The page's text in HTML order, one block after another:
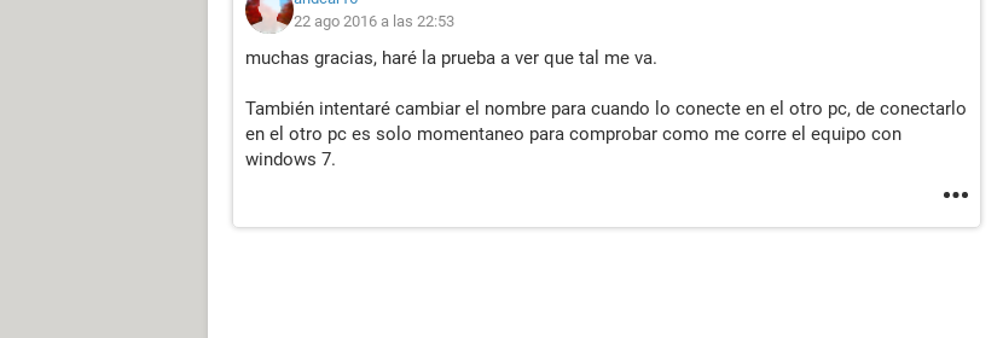
22 ago 2016 a las 22:53
muchas gracias, haré la prueba a ver que tal me va.
También intentaré cambiar el nombre para cuando lo conecte en el otro pc, de conectarlo
en el otro pc es solo momentaneo para comprobar como me corre el equipo con
windows 7.